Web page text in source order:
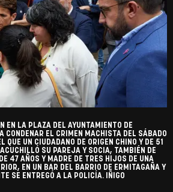
EN LA PLAZA DEL AYUNTAMIENTO DE
CONDENAR EL CRIMEN MACHISTA DEL SÁBADO
QUE UN CIUDADANO DE ORIGEN CHINO Y DE 51
SU PAREJA Y SOCIA, TAMBIÉN DE
47 AÑOS Y MADRE DE TRES HIJOS DE UNA
EN UN BAR DEL BARRIO DE ERMITAGAÑA Y
SE ENTREGÓ A LA POLICÍA. IÑIGO